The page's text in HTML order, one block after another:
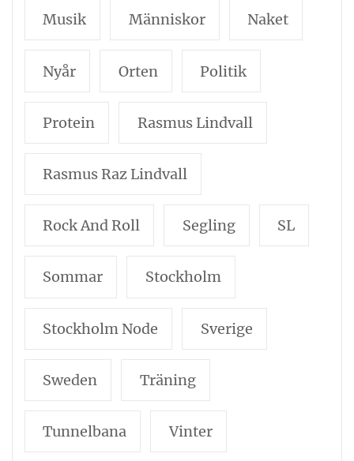
Musik Människor Naket
Nyår Orten Politik
Protein Rasmus Lindvall
Rasmus Raz Lindvall
Rock And Roll Segling SL
Sommar Stockholm
Stockholm Node Sverige
Sweden Träning
Tunnelbana Vinter